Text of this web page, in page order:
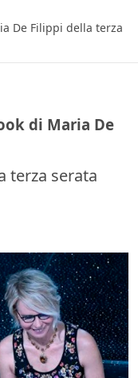
De Filippi della terza
di Maria De
terza serata